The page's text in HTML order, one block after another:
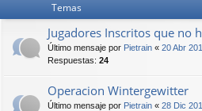
Temas
Jugadores Inscritos que no
Último mensaje por Pietrain « 20 Abr
Respuestas: 24
Operacion Wintergewitter
Último mensaje por Pietrain « 28 Dic